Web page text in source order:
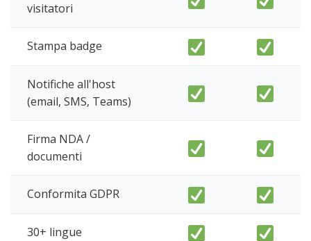
visitatori
Stampa badge
Notifiche all'host
(email, SMS, Teams)
Firma NDA /
documenti
Conformita GDPR
30+ lingue